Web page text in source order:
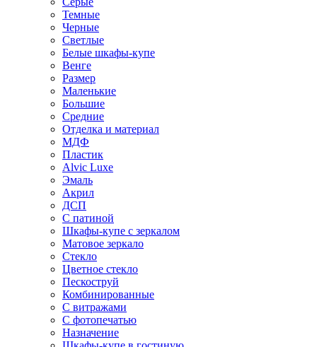
Темные
Черные
Светлые
Белые шкафы-купе
Венге
Размер
Маленькие
Большие
Средние
Отделка и материал
МДФ
Пластик
Alvic Luxe
Эмаль
Акрил
ДСП
С патиной
Шкафы-купе с зеркалом
Матовое зеркало
Стекло
Цветное стекло
Пескоструй
Комбинированные
С витражами
С фотопечатью
Назначение